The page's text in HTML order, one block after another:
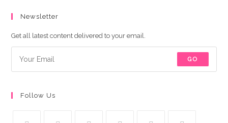
Newsletter
Get all latest content delivered to your email.
GO
Follow Us